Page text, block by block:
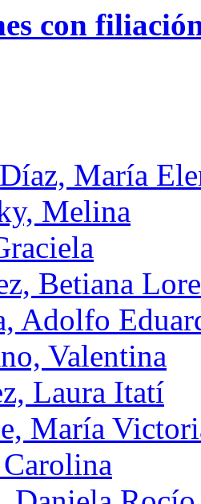
con
María
Melina
Betiana
Adolfo
Valentina
Laura Itatí
María